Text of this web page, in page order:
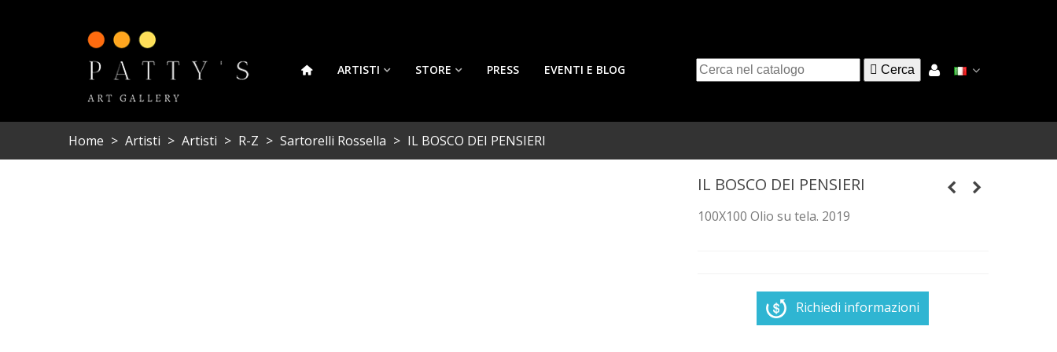
ARTISTI STORE PRESS EVENTI E BLOG  Cerca
Home > Artisti > Artisti > R-Z > Sartorelli Rossella > IL BOSCO DEI PENSIERI
IL BOSCO DEI PENSIERI
100X100 Olio su tela. 2019
Richiedi informazioni